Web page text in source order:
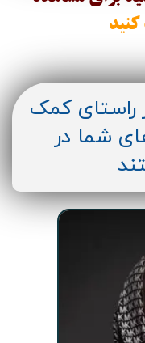
راستای کمک
شما در